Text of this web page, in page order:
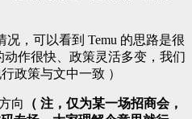
，可以看到 Temu 的思路是很
动作很快、政策灵活多变，我们
政策与文中一致 ）
向
（ 注，仅为某一场招商会，